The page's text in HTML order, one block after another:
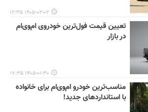
۱۴۰۵-۰۲-۰۲ ۱۲:۳۵
تعیین قیمت فول‌ترین خودروی ام‌وی‌ام
در بازار
۱۴۰۵-۰۱-۳۰ ۱۷:۳۵
مناسب‌ترین خودرو ام‌وی‌ام برای خانواده
با استانداردهای جدید!